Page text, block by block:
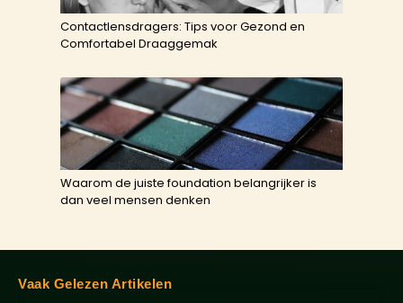
Contactlensdragers: Tips voor Gezond en
Comfortabel Draaggemak
Waarom de juiste foundation belangrijker is
dan veel mensen denken
Vaak Gelezen Artikelen